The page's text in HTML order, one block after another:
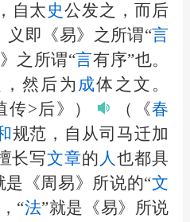
，自太 史公发之，而后
义即《易》之所谓“言
之所谓“言有序”也。
然后为 成体之文。
传>后》）
（《春
规范，自从司马迁加
长写文章的 人也都具
是《周易》所说的“文
“法”就是《易》所说